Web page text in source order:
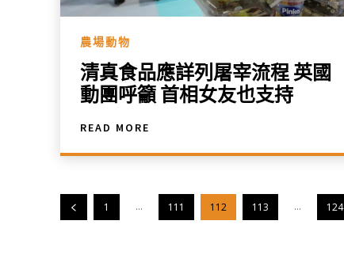
農場動物
清真食品應詳列屠宰流程 英國
動團呼籲 首相女友也支持
READ MORE
1 ... 111 112 113 ... 124